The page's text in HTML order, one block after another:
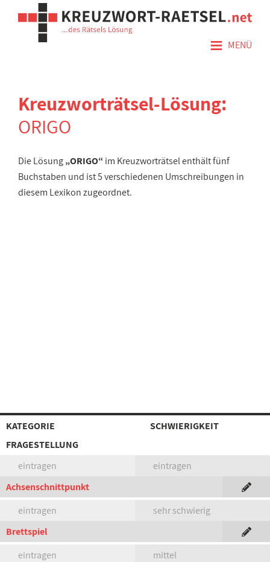
≡ MENÜ
Kreuzworträtsel-Lösung:
ORIGO
Die Lösung„ORIGO“ im Kreuzworträtsel enthält fünf
Buchstaben und ist 5 verschiedenen Umschreibungen in
diesem Lexikon zugeordnet.
KATEGORIE
SCHWIERIGKEIT
FRAGESTELLUNG
eintragen
eintragen
Achsenschnittpunkt
eintragen
sehr schwierig
Brettspiel
eintragen
mittel